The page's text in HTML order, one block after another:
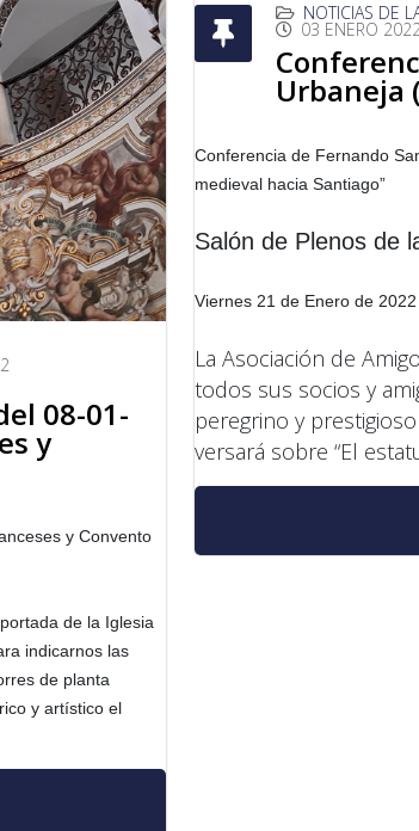
08-01-
y
y Convento
de la Iglesia
indicarnos las
de planta
y artístico el
NOTICIAS DE
03 ENERO
Urbaneja
Conferencia de Fernando
medieval hacia Santiago”
Salón de Plenos de
Viernes 21 de Enero de
La Asociación de
todos sus socios y
peregrino y
versará sobre “El